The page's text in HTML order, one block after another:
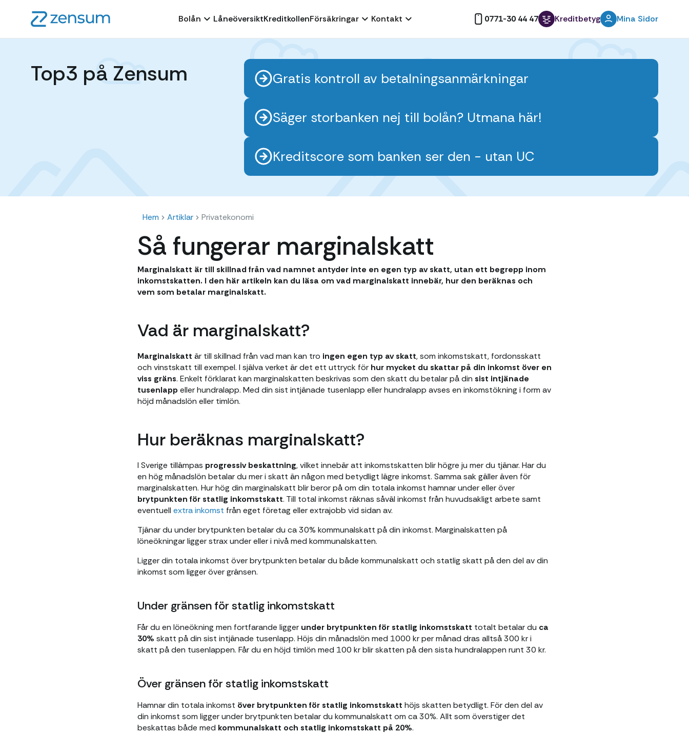
Bolån LåneöversiktKreditkollenFörsäkringar Kontakt 0771-30 44 47 Kreditbetyg Mina Sidor
Top3 på Zensum Gratis kontroll av betalningsanmärkningar
Säger storbanken nej till bolån? Utmana här!
Kreditscore som banken ser den - utan UC
Hem Artiklar Privatekonomi
Så fungerar marginalskatt
Marginalskatt är till skillnad från vad namnet antyder inte en egen typ av skatt, utan ett begrepp inom
inkomstskatten. I den här artikeln kan du läsa om vad marginalskatt innebär, hur den beräknas och
vem som betalar marginalskatt.
Vad är marginalskatt?
Marginalskatt är till skillnad från vad man kan tro ingen egen typ av skatt, som inkomstskatt, fordonsskatt
och vinstskatt till exempel. I själva verket är det ett uttryck för hur mycket du skattar på din inkomst över en
viss gräns. Enkelt förklarat kan marginalskatten beskrivas som den skatt du betalar på din sist intjänade
tusenlapp eller hundralapp. Med din sist intjänade tusenlapp eller hundralapp avses en inkomstökning i form av
höjd månadslön eller timlön.
Hur beräknas marginalskatt?
I Sverige tillämpas progressiv beskattning, vilket innebär att inkomstskatten blir högre ju mer du tjänar. Har du
en hög månadslön betalar du mer i skatt än någon med betydligt lägre inkomst. Samma sak gäller även för
marginalskatten. Hur hög din marginalskatt blir beror på om din totala inkomst hamnar under eller över
brytpunkten för statlig inkomstskatt. Till total inkomst räknas såväl inkomst från huvudsakligt arbete samt
eventuell extra inkomst från eget företag eller extrajobb vid sidan av.
Tjänar du under brytpunkten betalar du ca 30% kommunalskatt på din inkomst. Marginalskatten på
löneökningar ligger strax under eller i nivå med kommunalskatten.
Ligger din totala inkomst över brytpunkten betalar du både kommunalskatt och statlig skatt på den del av din
inkomst som ligger över gränsen.
Under gränsen för statlig inkomstskatt
Får du en löneökning men fortfarande ligger under brytpunkten för statlig inkomstskatt totalt betalar du ca
30% skatt på din sist intjänade tusenlapp. Höjs din månadslön med 1000 kr per månad dras alltså 300 kr i
skatt på den tusenlappen. Får du en höjd timlön med 100 kr blir skatten på den sista hundralappen runt 30 kr.
Över gränsen för statlig inkomstskatt
Hamnar din totala inkomst över brytpunkten för statlig inkomstskatt höjs skatten betydligt. För den del av
din inkomst som ligger under brytpunkten betalar du kommunalskatt om ca 30%. Allt som överstiger det
beskattas både med kommunalskatt och statlig inkomstskatt på 20%.